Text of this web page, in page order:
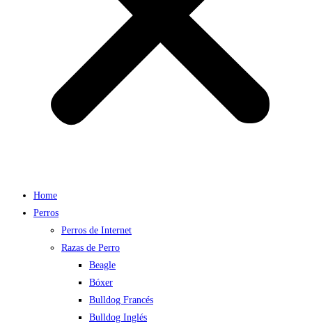
Home
Perros
Perros de Internet
Razas de Perro
Beagle
Bóxer
Bulldog Francés
Bulldog Inglés